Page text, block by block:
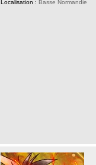
Localisation : Basse Normandie